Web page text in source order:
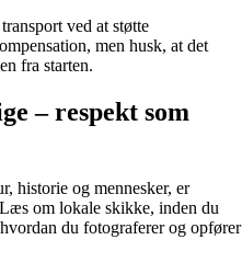
ved at støtte
men husk, at det
fra starten.
– respekt som
historie og mennesker, er
om lokale skikke, inden du
du fotograferer og opfører